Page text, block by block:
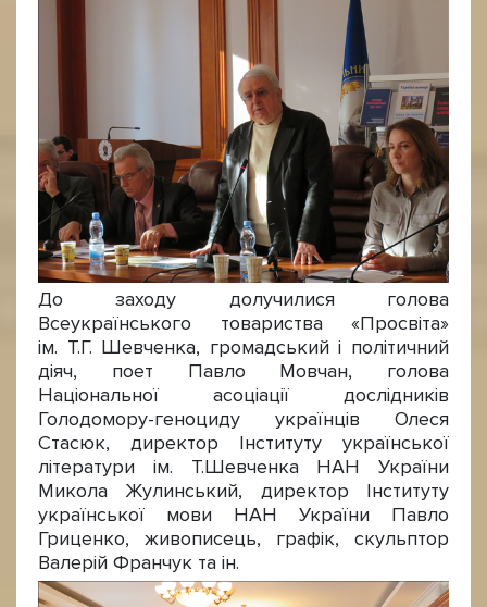
До заходу долучилися голова
Всеукраїнського товариства «Просвіта»
ім. Т.Г. Шевченка, громадський і політичний
діяч, поет Павло Мовчан, голова
Національної асоціації дослідників
Голодомору-геноциду українців Олеся
Стасюк, директор Інституту української
літератури ім. Т.Шевченка НАН України
Микола Жулинський, директор Інституту
української мови НАН України Павло
Гриценко, живописець, графік, скульптор
Валерій Франчук та ін.